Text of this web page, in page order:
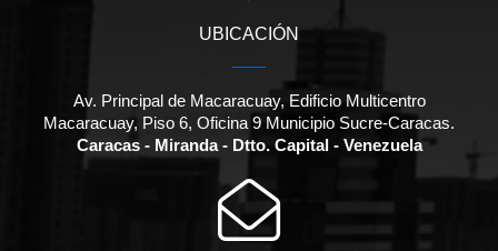
UBICACIÓN
Av. Principal de Macaracuay, Edificio Multicentro
Macaracuay, Piso 6, Oficina 9 Municipio Sucre-Caracas.
Caracas - Miranda - Dtto. Capital - Venezuela